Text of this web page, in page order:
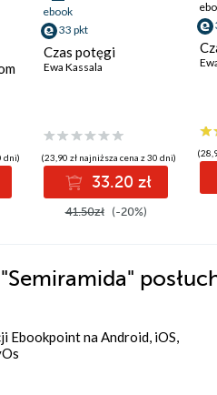
dni)
ebook
33 pkt
Czas potęgi
Ewa Kassala
(23,90 zł najniższa cena z 30 dni)
33.20 zł
41.50zł (-20%)
"Semiramida"
Ebookpoint na Android, iOS,